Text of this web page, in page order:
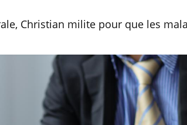
Christian milite pour que les